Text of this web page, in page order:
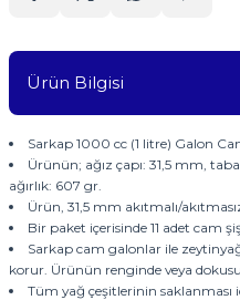
Ürün Bilgisi
Sarkap 1000 cc (1 litre) Galon
Ürünün; ağız çapı: 31,5 mm,
ağırlık: 607 gr.
Ürün, 31,5 mm akıtmalı/
Bir paket içerisinde 11 adet cam
Sarkap cam galonlar ile
korur. Ürünün renginde veya
Tüm yağ çeşitlerinin saklanması